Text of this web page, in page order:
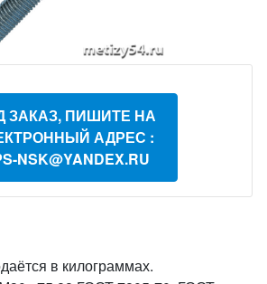
ЗАКАЗ, ПИШИТЕ НА
АДРЕС :
NSK@YANDEX.RU
в килограммах.